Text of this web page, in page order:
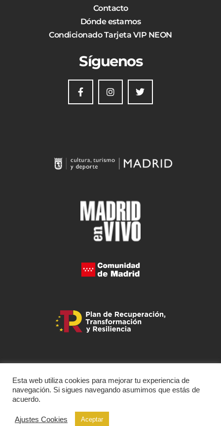
Contacto
Dónde estamos
Condicionado Tarjeta VIP NEON
Síguenos
Esta web utiliza cookies para mejorar tu experiencia de
navegación. Si sigues navegando asumimos que estás de
acuerdo.
Ajustes Cookies Aceptar